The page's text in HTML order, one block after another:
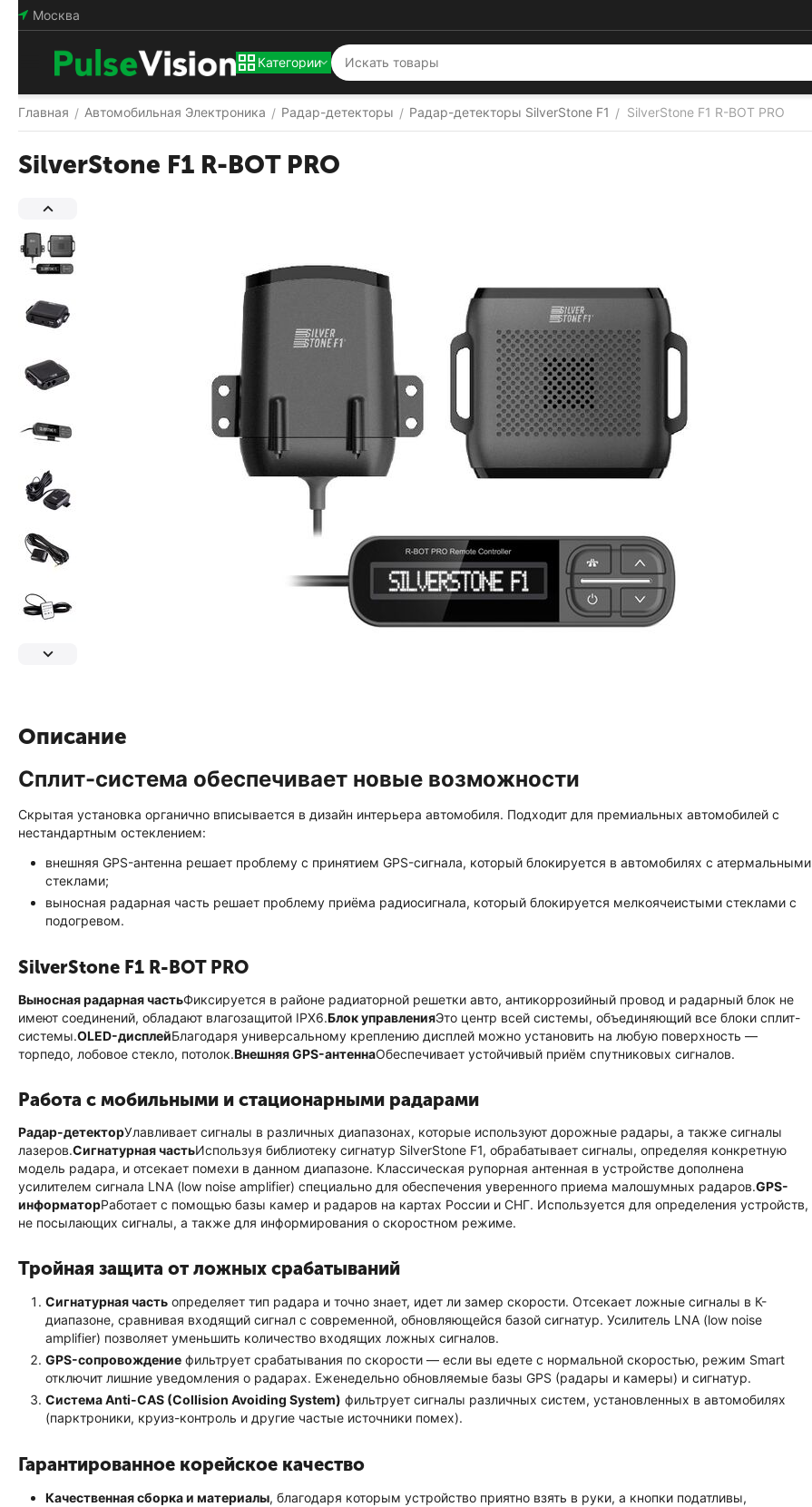
Москва
Категории
Главная / Автомобильная Электроника / Радар-детекторы / Радар-детекторы SilverStone F1 / SilverStone F1 R-BOT PRO
SilverStone F1 R-BOT PRO
Описание
Сплит-система обеспечивает новые возможности
Скрытая установка органично вписывается в дизайн интерьера автомобиля. Подходит для премиальных автомобилей с
нестандартным остеклением:
внешняя GPS-антенна решает проблему с принятием GPS-сигнала, который блокируется в автомобилях с атермальными
стеклами;
выносная радарная часть решает проблему приёма радиосигнала, который блокируется мелкоячеистыми стеклами с
подогревом.
SilverStone F1 R-BOT PRO
Выносная радарная частьФиксируется в районе радиаторной решетки авто, антикоррозийный провод и радарный блок не
имеют соединений, обладают влагозащитой IPX6.Блок управленияЭто центр всей системы, объединяющий все блоки сплит-
системы.OLED-дисплейБлагодаря универсальному креплению дисплей можно установить на любую поверхность —
торпедо, лобовое стекло, потолок.Внешняя GPS-антеннаОбеспечивает устойчивый приём спутниковых сигналов.
Работа с мобильными и стационарными радарами
Радар-детекторУлавливает сигналы в различных диапазонах, которые используют дорожные радары, а также сигналы
лазеров.Сигнатурная частьИспользуя библиотеку сигнатур SilverStone F1, обрабатывает сигналы, определяя конкретную
модель радара, и отсекает помехи в данном диапазоне. Классическая рупорная антенная в устройстве дополнена
усилителем сигнала LNA (low noise amplifier) специально для обеспечения уверенного приема малошумных радаров.GPS-
информаторРаботает с помощью базы камер и радаров на картах России и СНГ. Используется для определения устройств,
не посылающих сигналы, а также для информирования о скоростном режиме.
Тройная защита от ложных срабатываний
Сигнатурная часть определяет тип радара и точно знает, идет ли замер скорости. Отсекает ложные сигналы в К-
диапазоне, сравнивая входящий сигнал с современной, обновляющейся базой сигнатур. Усилитель LNA (low noise
amplifier) позволяет уменьшить количество входящих ложных сигналов.
GPS-сопровождение фильтрует срабатывания по скорости — если вы едете с нормальной скоростью, режим Smart
отключит лишние уведомления о радарах. Еженедельно обновляемые базы GPS (радары и камеры) и сигнатур.
Система Anti-CAS (Collision Avoiding System) фильтрует сигналы различных систем, установленных в автомобилях
(парктроники, круиз-контроль и другие частые источники помех).
Гарантированное корейское качество
Качественная сборка и материалы, благодаря которым устройство приятно взять в руки, а кнопки податливы,